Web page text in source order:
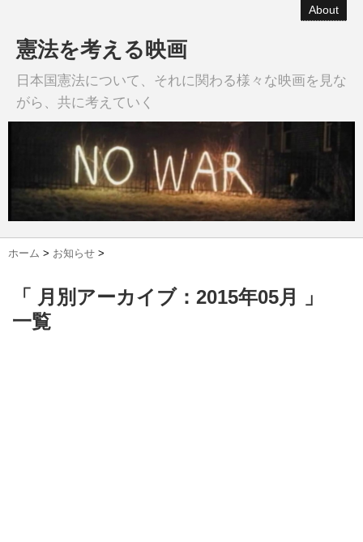
About
憲法を考える映画
日本国憲法について、それに関わる様々な映画を見な
がら、共に考えていく
ホーム > お知らせ >
「 月別アーカイブ：2015年05月 」
一覧